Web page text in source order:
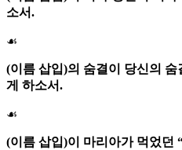
소서.
☙
(이름 삽입)의 숨결이 당신의 숨
게 하소서.
☙
(이름 삽입)이 마리아가 먹었던